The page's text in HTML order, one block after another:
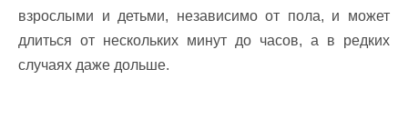
взрослыми и детьми, независимо от пола, и может
длиться от нескольких минут до часов, а в редких
случаях даже дольше.